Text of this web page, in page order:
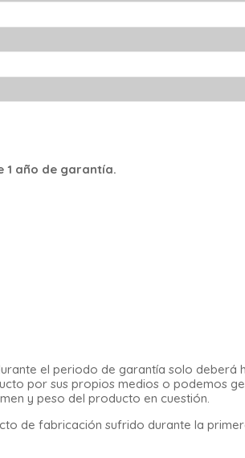
1 año de garantía.
el periodo de garantía solo
por sus propios medios o podemos
y peso del producto en cuestión.
de fabricación sufrido durante la